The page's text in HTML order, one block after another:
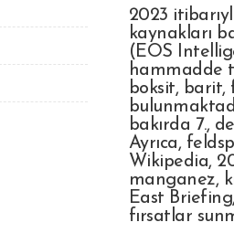
2023
kaynakları
(EOS
hammadde
boksit,
bakırda 7.,
Ayrıca,
Wikipedia,
manganez,
East
fırsatlar